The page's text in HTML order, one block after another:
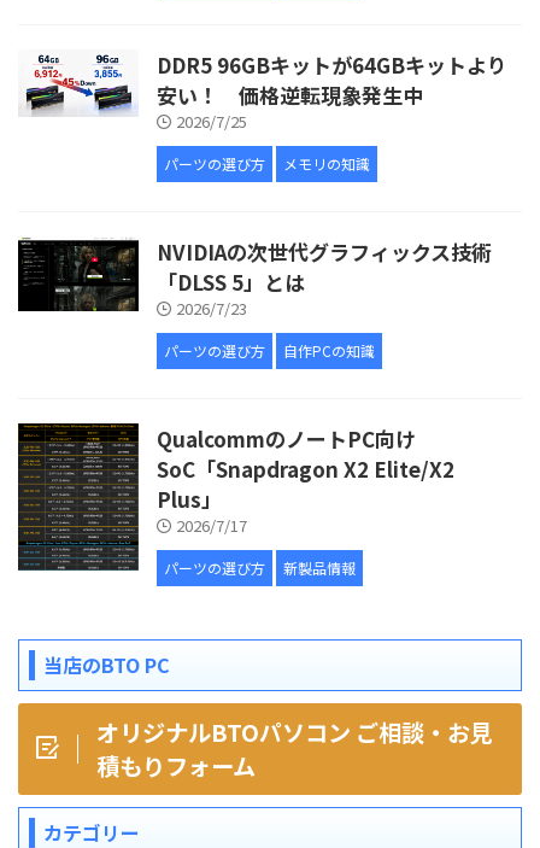
DDR5 96GBキットが64GBキットより
安い！ 価格逆転現象発生中
2026/7/25
パーツの選び方 メモリの知識
NVIDIAの次世代グラフィックス技術
「DLSS 5」とは
2026/7/23
パーツの選び方 自作PCの知識
QualcommのノートPC向け
SoC「Snapdragon X2 Elite/X2
Plus」
2026/7/17
パーツの選び方 新製品情報
当店のBTO PC
オリジナルBTOパソコン ご相談・お見
積もりフォーム
カテゴリー